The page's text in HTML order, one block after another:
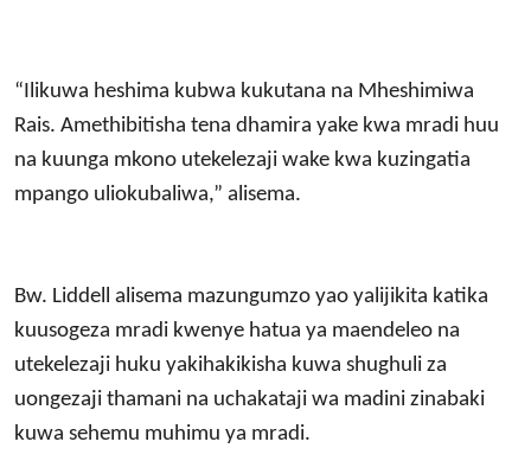
“Ilikuwa heshima kubwa kukutana na Mheshimiwa
Rais. Amethibitisha tena dhamira yake kwa mradi huu
na kuunga mkono utekelezaji wake kwa kuzingatia
mpango uliokubaliwa,” alisema.
Bw. Liddell alisema mazungumzo yao yalijikita katika
kuusogeza mradi kwenye hatua ya maendeleo na
utekelezaji huku yakihakikisha kuwa shughuli za
uongezaji thamani na uchakataji wa madini zinabaki
kuwa sehemu muhimu ya mradi.